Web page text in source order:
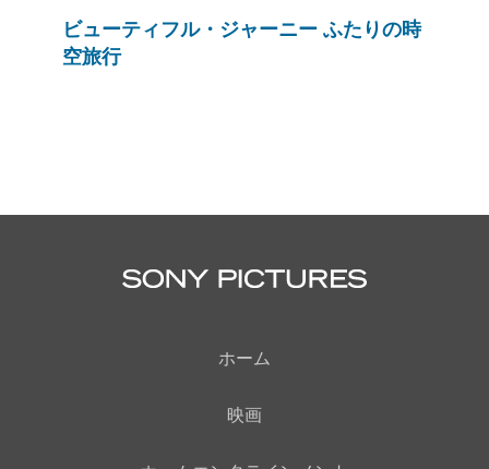
ビューティフル・ジャーニー ふたりの時
空旅行
ホーム
映画